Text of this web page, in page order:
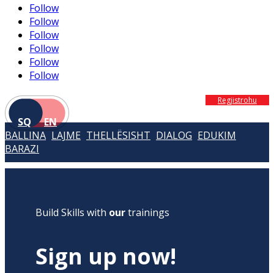
Follow
Follow
Follow
Follow
Follow
Follow
SQ EN
Regjistrohu
BALLINA LAJME THELLËSISHT DIALOG EDUKIM
BARAZI
Build Skills with ourtrainings
Sign up now!